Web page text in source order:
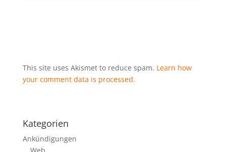
This site uses Akismet to reduce spam. Learn how
your comment data is processed.
Kategorien
Ankündigungen